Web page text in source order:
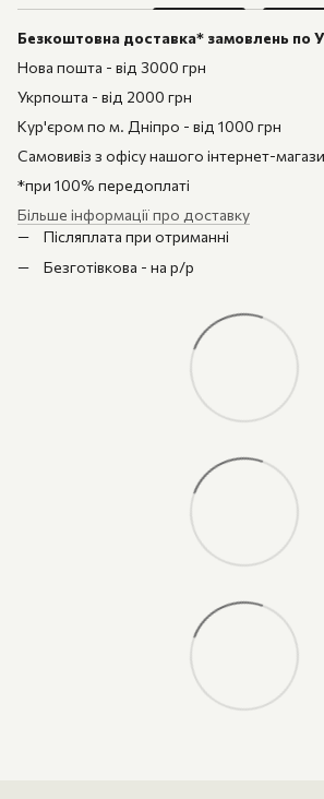
Безкоштовна доставка* замовлень по
Нова пошта - від 3000 грн
Укрпошта - від 2000 грн
Кур'єром по м. Дніпро - від 1000 грн
Самовивіз з офісу нашого інтернет-
*при 100% передоплаті
Більше інформації про доставку
Післяплата при отриманні
Безготівкова - на р/р